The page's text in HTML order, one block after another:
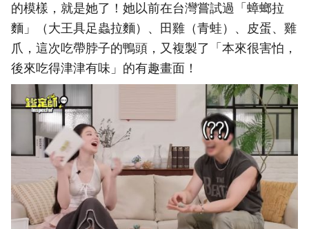
的模樣，就是她了！她以前在台灣嘗試過「蟑螂拉
麵」（大王具足蟲拉麵）、田雞（青蛙）、皮蛋、雞
爪，這次吃帶脖子的鴨頭，又複製了「本來很害怕，
後來吃得津津有味」的有趣畫面！